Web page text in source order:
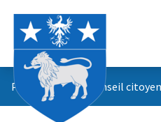
Propositions du conseil citoyen